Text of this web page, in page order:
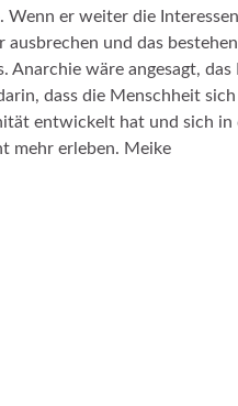
Wenn er weiter die
ausbrechen und das
Anarchie wäre angesagt,
dass die Menschheit
entwickelt hat und sich
mehr erleben. Meike